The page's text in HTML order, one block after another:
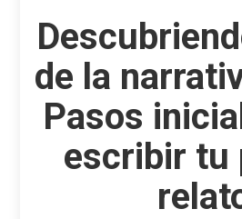
de la
Pasos
escribir tu